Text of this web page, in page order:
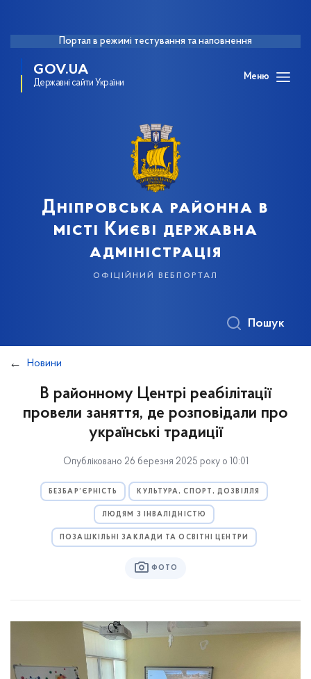
Портал в режимі тестування та наповнення
GOV.UA
Державні сайти України
Меню
Дніпровська районна в
місті Києві державна
адміністрація
офіційний вебпортал
Пошук
Новини
В районному Центрі реабілітації
провели заняття, де розповідали про
українські традиції
Опубліковано 26 березня 2025 року о 10:01
БЕЗБАР’ЄРНІСТЬ КУЛЬТУРА, СПОРТ, ДОЗВІЛЛЯ
ЛЮДЯМ З ІНВАЛІДНІСТЮ
ПОЗАШКІЛЬНІ ЗАКЛАДИ ТА ОСВІТНІ ЦЕНТРИ
ФОТО